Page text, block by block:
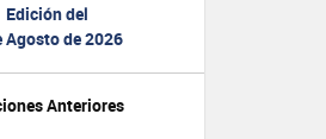
Edición del
Agosto de 2026
Anteriores